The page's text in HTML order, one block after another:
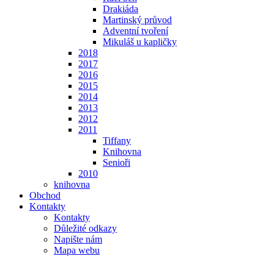
Drakiáda
Martinský průvod
Adventní tvoření
Mikuláš u kapličky
2018
2017
2016
2015
2014
2013
2012
2011
Tiffany
Knihovna
Senioři
2010
knihovna
Obchod
Kontakty
Kontakty
Důležité odkazy
Napište nám
Mapa webu